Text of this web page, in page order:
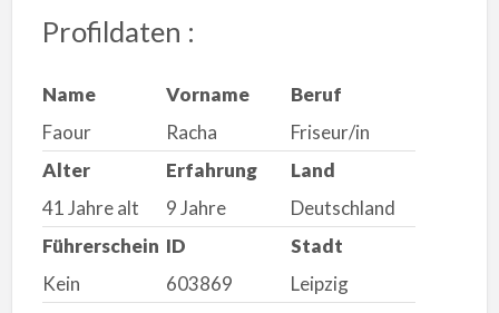
Profildaten :
Name
Faour
Vorname
Racha
Beruf
Friseur/in
Alter
41 Jahre alt
Erfahrung
9 Jahre
Land
Deutschland
Führerschein
Kein
ID
603869
Stadt
Leipzig